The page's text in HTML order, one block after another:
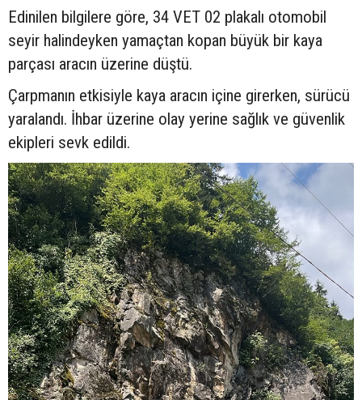
Edinilen bilgilere göre, 34 VET 02 plakalı otomobil
seyir halindeyken yamaçtan kopan büyük bir kaya
parçası aracın üzerine düştü.
Çarpmanın etkisiyle kaya aracın içine girerken, sürücü
yaralandı. İhbar üzerine olay yerine sağlık ve güvenlik
ekipleri sevk edildi.